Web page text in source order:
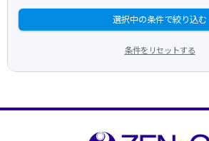
選択中の条件で絞り込む
条件をリセットする